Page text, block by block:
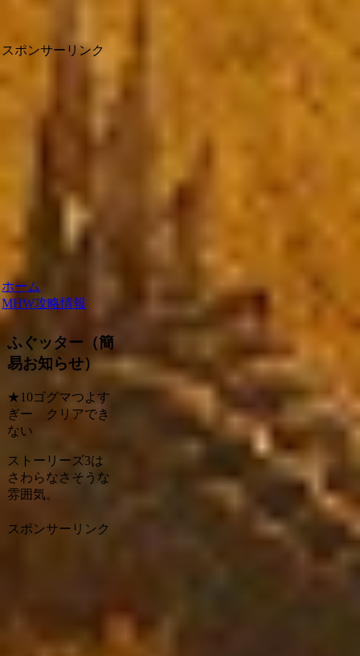
スポンサーリンク
ホーム
MHW攻略情報
ふぐッター（簡
易お知らせ）
★10ゴグマつよす
ぎー クリアでき
ない
ストーリーズ3は
さわらなさそうな
雰囲気。
スポンサーリンク